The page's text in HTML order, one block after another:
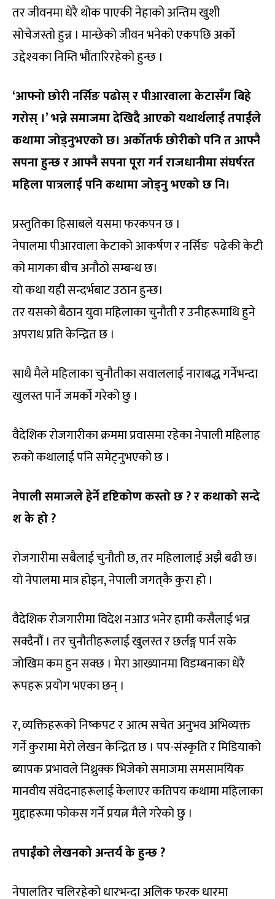
तर जीवनमा धेरै थोक पाएकी नेहाको अन्तिम खुशी
सोचेजस्तो हुन्न । मान्छेको जीवन भनेको एकपछि अर्को
उद्देश्यका निम्ति भौंतारिरहेको हुन्छ ।
‘आफ्नो छोरी नर्सिङ पढोस् र पीआरवाला केटासँग बिहे
गरोस् ।’ भन्ने समाजमा देखिदै आएको यथार्थलाई तपाईंले
कथामा जोड्नुभएको छ। अर्कोतर्फ छोरीको पनि त आफ्नै
सपना हुन्छ र आफ्नै सपना पूरा गर्न राजधानीमा संघर्षरत
महिला पात्रलाई पनि कथामा जोड्नु भएको छ नि।
प्रस्तुतिका हिसाबले यसमा फरकपन छ ।
नेपालमा पीआरवाला केटाको आकर्षण र नर्सिङ पढेकी केटी
को मागका बीच अनौठो सम्बन्ध छ।
यो कथा यही सन्दर्भबाट उठान हुन्छ।
तर यसको बैठान युवा महिलाका चुनौती र उनीहरूमाथि हुने
अपराध प्रति केन्द्रित छ ।
साथै मैले महिलाका चुनौतीका सवाललाई नाराबद्ध गर्नेभन्दा
खुलस्त पार्ने जमर्को गरेको छु ।
वैदेशिक रोजगारीका क्रममा प्रवासमा रहेका नेपाली महिलाह
रुको कथालाई पनि समेट्नुभएको छ ।
नेपाली समाजले हेर्ने दृष्टिकोण कस्तो छ ? र कथाको सन्दे
श के हो ?
रोजगारीमा सबैलाई चुनौती छ, तर महिलालाई अझै बढी छ।
यो नेपालमा मात्र होइन, नेपाली जगत्‌कै कुरा हो ।
वैदेशिक रोजगारीमा विदेश नआउ भनेर हामी कसैलाई भन्न
सक्दैनौं । तर चुनौतीहरूलाई खुलस्त र छर्लङ्ग पार्न सके
जोखिम कम हुन सक्छ । मेरा आख्यानमा विडम्बनाका धेरै
रूपहरू प्रयोग भएका छन् ।
र, व्यक्तिहरूको निष्कपट र आत्म सचेत अनुभव अभिव्यक्त
गर्ने कुरामा मेरो लेखन केन्द्रित छ । पप-संस्कृति र मिडियाको
ब्यापक प्रभावले निथ्रुक्क भिजेको समाजमा समसामयिक
मानवीय संवेदनाहरूलाई केलाएर कतिपय कथामा महिलाका
मुद्दाहरूमा फोकस गर्ने प्रयत्न मैले गरेको छु ।
तपाईंको लेखनको अन्तर्य के हुन्छ ?
नेपालतिर चलिरहेको धारभन्दा अलिक फरक धारमा